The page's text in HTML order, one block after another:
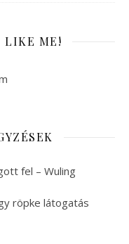
LIKE ME!
fel – Wuling
röpke látogatás